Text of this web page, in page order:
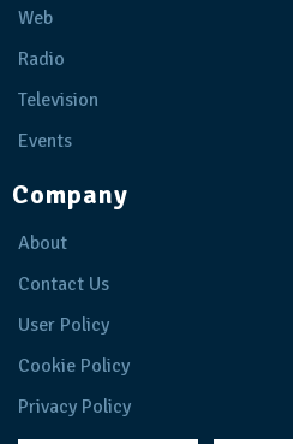
Web
Radio
Television
Events
Company
About
Contact Us
User Policy
Cookie Policy
Privacy Policy